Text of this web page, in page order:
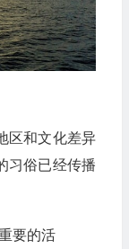
区和文化差异
习俗已经传播
要的活